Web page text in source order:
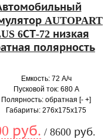
AUTOPART
6СТ-72 низкая
полярность
Емкость: 72 А/ч
Пусковой ток: 680 А
Полярность: обратная [- +]
Габариты: 276x175x175
руб. / 8600 руб.